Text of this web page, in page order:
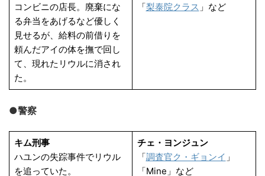
コンビニの店長。廃棄にな
る弁当をあげるなど優しく
見せるが、給料の前借りを
頼んだアイの体を撫で回し
て、現れたリウルに消され
た。
「梨泰院クラス 」など
●警察
キム刑事
ハユンの失踪事件でリウル
を追っていた。
チェ・ヨンジュン
「調査官ク・ギョンイ 」
「Mine」など